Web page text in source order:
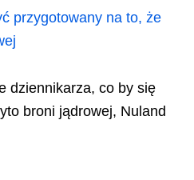
przygotowany na to, że
dziennikarza, co by się
broni jądrowej, Nuland